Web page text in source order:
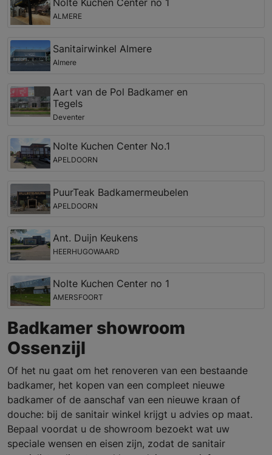
Nolte Kuchen Center no 1
ALMERE
Sanitairwinkel Almere
Almere
Aart van de Pol Badkamer en
Tegels
Deventer
Nolte Kuchen Center No.1
APELDOORN
PuurTeak Badkamermeubelen
APELDOORN
Ant. Duijn Keukens
HEERHUGOWAARD
Nolte Kuchen Center no 1
AMERSFOORT
Badkamer showroom
Ossenzijl
Of het nu gaat om het renoveren van een bestaande
badkamer, het kopen van een compleet nieuwe
badkamer of de aanschaf van een nieuwe kraan of
douche: bij de sanitair winkel krijgt u advies op maat.
Bepaal voordat u de showroom bezoekt wat uw
speciale wensen en eisen zijn, zodat de sanitair